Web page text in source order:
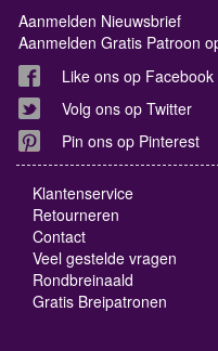
Aanmelden Nieuwsbrief
Aanmelden Gratis Patroon
Like ons op Facebook
Volg ons op Twitter
Pin ons op Pinterest
Klantenservice
Retourneren
Contact
Veel gestelde vragen
Rondbreinaald
Gratis Breipatronen